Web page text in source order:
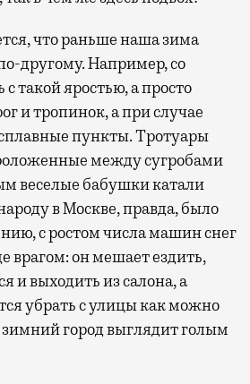
что раньше наша зима
другому. Например, со
такой яростью, а просто
и тропинок, а при случае
пункты. Тротуары
между сугробами
веселые бабушки катали
в Москве, правда, было
с ростом числа машин снег
врагом: он мешает ездить,
и выходить из салона, а
убрать с улицы как можно
зимний город выглядит голым